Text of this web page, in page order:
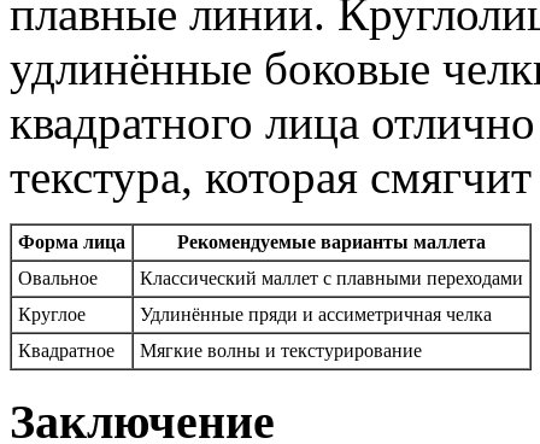
плавные линии.
удлинённые боковые
квадратного лица
текстура, которая
Форма лица
Рекомендуемые варианты маллета
Овальное
Классический маллет с плавными переходами
Круглое
Удлинённые пряди и ассиметричная челка
Квадратное
Мягкие волны и текстурирование
Заключение